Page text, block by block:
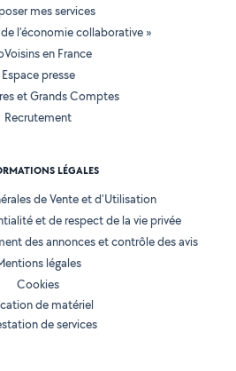
mes services
l'économie collaborative »
en France
Espace presse
et Grands Comptes
Recrutement
LÉGALES
de Vente et d'Utilisation
et de respect de la vie privée
des annonces et contrôle des avis
légales
Cookies
de matériel
de services